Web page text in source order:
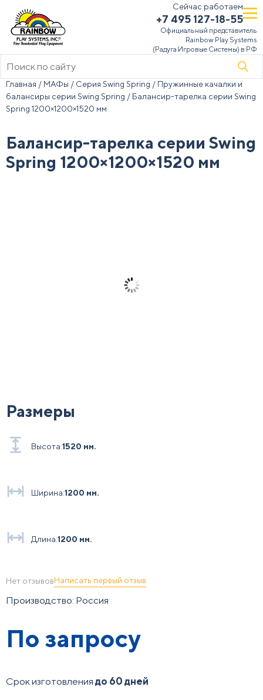
Сейчас работаем
+7 495 127-18-55
Официальный представитель
Rainbow Play Systems
(Радуга Игровые Системы) в РФ
Поиск
товаров
Главная / МАФы / Серия Swing Spring / Пружинные качалки и
балансиры серии Swing Spring / Балансир-тарелка серии Swing
Spring 1200×1200×1520 мм
Балансир-тарелка серии Swing
Spring 1200×1200×1520 мм
Размеры
Высота:1520 мм.
Ширина:1200 мм.
Длина:1200 мм.
Нет отзывовНаписать первый отзыв
Производство: Россия
По запросу
Срок изготовления до 60 дней